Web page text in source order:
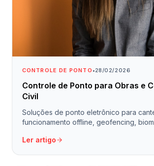
CONTROLE DE PONTO •28/02/2026
Controle de Ponto para Obras e
Civil
Soluções de ponto eletrônico para
funcionamento offline, geofencing,
Ler artigo